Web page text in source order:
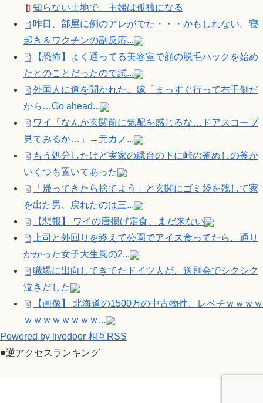
知らない土地で、主婦は孤独になる
昨日、部屋に例のアレがでた・・・かもしれない。寝
起き＆ワクチンの副反応...
【恐怖】よく通ってる美容室で顔の脱毛パックを始め
たとのことだったので試...
外国人に道を聞かれた。嫁「まっすぐ行って右手側だ
から…Go ahead...
ワイ「なんか玄関前に気配を感じるな…ドアスコープ
見てみるか…」→元カノ...
もう処分したけど実家の縁台の下に峠の釜めしの釜が
いくつも置いてあった
「帰ってきたら捨てよう」と玄関にゴミ袋を残して家
を出た男、戻れたのは三...
【悲報】 ワイの唐揚げ定食、まだ来ない
上司と外回りを終えて公園でアイス食ってたら、通り
かかった女子大生風の2...
職場に出向してきてたドイツ人が、送別会でシクシク
泣きだした
【画像】 北海道の1500万の中古物件、レベチｗｗｗｗ
ｗｗｗｗｗｗｗｗ...
Powered by livedoor 相互RSS
■逆アクセスランキング